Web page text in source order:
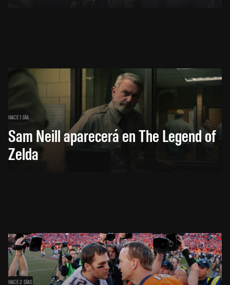
HACE 1 DÍA
Sam Neill aparecerá en The Legend of
Zelda
HACE 2 DÍAS